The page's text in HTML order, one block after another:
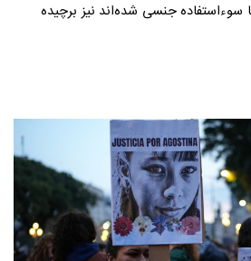
جنسی شده‌اند نیز برچیده